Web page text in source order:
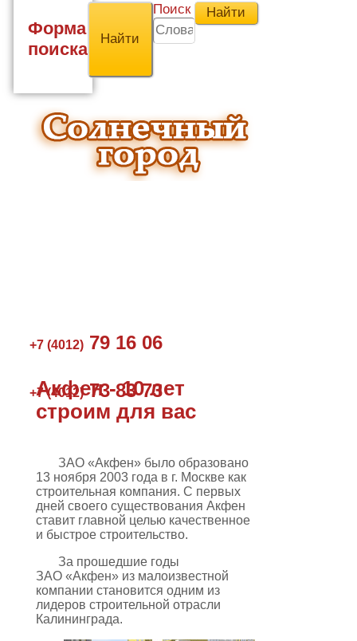
Форма
поиска
Поиск
+7 (4012) 79 16 06
+7 (4012) 73 83 73
Акфен - 10 лет
строим для вас
ЗАО «Акфен» было образовано
13 ноября 2003 года в г. Москве как
строительная компания. С первых
дней своего существования Акфен
ставит главной целью качественное
и быстрое строительство.
За прошедшие годы
ЗАО «Акфен» из малоизвестной
компании становится одним из
лидеров строительной отрасли
Калининграда.